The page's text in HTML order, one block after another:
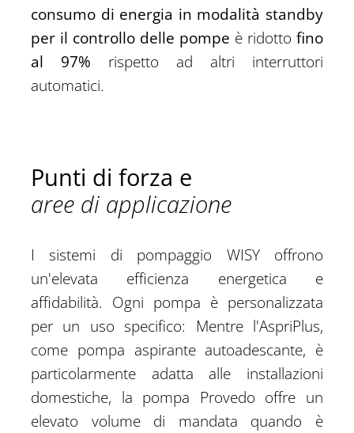
consumo di energia in modalità standby
per il controllo delle pompe è ridotto fino
al 97% rispetto ad altri interruttori
automatici.
Punti di forza e
aree di applicazione
I sistemi di pompaggio WISY offrono
un'elevata efficienza energetica e
affidabilità. Ogni pompa è personalizzata
per un uso specifico: Mentre l'AspriPlus,
come pompa aspirante autoadescante, è
particolarmente adatta alle installazioni
domestiche, la pompa Provedo offre un
elevato volume di mandata quando è